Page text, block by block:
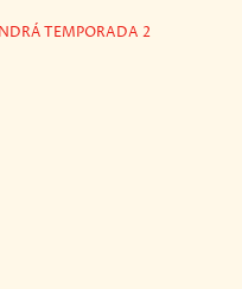
TEMPORADA 2